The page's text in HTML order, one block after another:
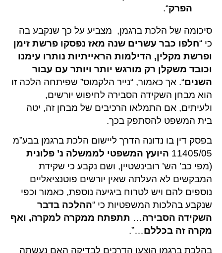
הפרק“.
סיכומה של הלכת ברגמן, מצביע על כך שנקבע בה
כי “חלפו כבר עשרים שנה מאז נפסקו פרשת זימן
ופרשת מקלין, הדילמות הראייתיות נותרו עימנו
וכובד משקלן רק מורגש יותר ויותר עם עבור
השנים“. אך כאמור, “נייר הלקמוס” שפיתחה הלכה זו
הוא מבחן השקידה הסבירה לחיפוש יורשים,
ולעיתים, אם התמלאו הרכיבים של מבחן זה, יטה
בית המשפט להסתפק בכך.
בפסק דין בו נדונה הדרך ליישום הלכת ברגמן בבע”מ
11405/05 היועץ המשפטי לממשלה נ’ פלונית
(מפי כב’ הש’ רובינשטיין, ושם נקבע כי שקידת
המבקשים לא העלתה שאין יורשים פוטנציאליים
נוספים להם ויש לטרוח ביגיעה נוספת, כאמור וכפי
שנקבע בהלכות המשפטיות כי “ההלכה בדבר
השקידה הסבירה… תתפתח ממקרה למקרה, ואף
מקרה זה בכללם…”.
בהלכת ברגמן הוצעו הדרכים לבדיקה האם נעשתה